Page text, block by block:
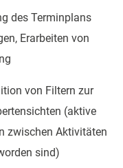
des Terminplans
Erarbeiten von
von Filtern zur
(aktive
zwischen Aktivitäten
sind)